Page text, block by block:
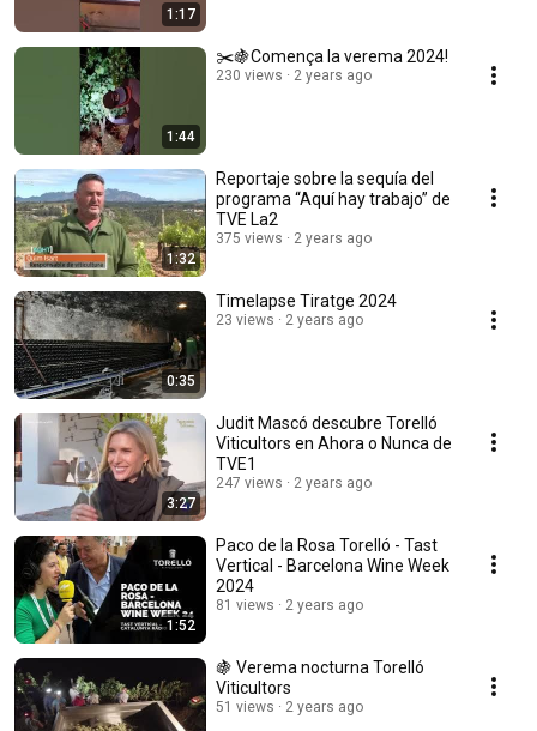
1:17
1:44
✂️🍇Comença la verema 2024!
230 views 2 years ago
1:32
Reportaje sobre la sequía del
programa “Aquí hay trabajo” de
TVE La2
375 views 2 years ago
0:35
Timelapse Tiratge 2024
23 views 2 years ago
3:27
Judit Mascó descubre Torelló
Viticultors en Ahora o Nunca de
TVE1
247 views 2 years ago
1:52
Paco de la Rosa Torelló - Tast
Vertical - Barcelona Wine Week
2024
81 views 2 years ago
🍇 Verema nocturna Torelló
Viticultors
51 views 2 years ago